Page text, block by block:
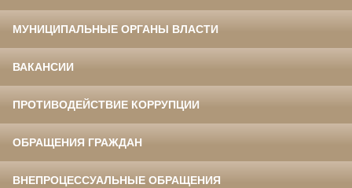
МУНИЦИПАЛЬНЫЕ ОРГАНЫ ВЛАСТИ
ВАКАНСИИ
ПРОТИВОДЕЙСТВИЕ КОРРУПЦИИ
ОБРАЩЕНИЯ ГРАЖДАН
ВНЕПРОЦЕССУАЛЬНЫЕ ОБРАЩЕНИЯ